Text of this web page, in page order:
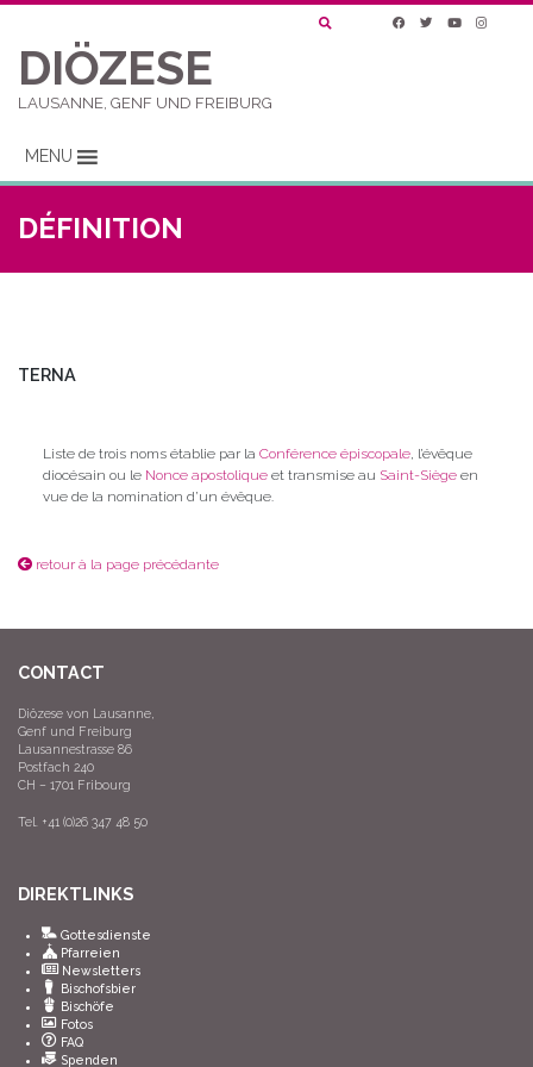
DIÖZESE
LAUSANNE, GENF UND FREIBURG
MENU
DÉFINITION
TERNA
Liste de trois noms établie par la Conférence épiscopale, l’évêque
diocésain ou le Nonce apostoliqueet transmise au Saint-Siègeen
vue de la nomination d’un évêque.
retour à la page précédante
CONTACT
Diözese von Lausanne,
Genf und Freiburg
Lausannestrasse 86
Postfach 240
CH – 1701 Fribourg
Tel. +41 (0)26 347 48 50
DIREKTLINKS
Gottesdienste
Pfarreien
Newsletters
Bischofsbier
Bischöfe
Fotos
FAQ
Spenden